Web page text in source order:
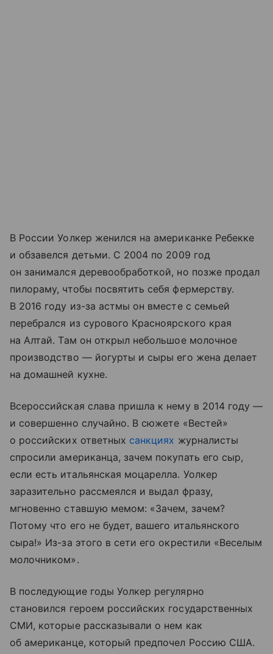
В России Уолкер женился на американке Ребекке
и обзавелся детьми. С 2004 по 2009 год
он занимался деревообработкой, но позже продал
пилораму, чтобы посвятить себя фермерству.
В 2016 году из-за астмы он вместе с семьей
перебрался из сурового Красноярского края
на Алтай. Там он открыл небольшое молочное
производство — йогурты и сыры его жена делает
на домашней кухне.
Всероссийская слава пришла к нему в 2014 году —
и совершенно случайно. В сюжете «Вестей»
о российских ответных санкциях журналисты
спросили американца, зачем покупать его сыр,
если есть итальянская моцарелла. Уолкер
заразительно рассмеялся и выдал фразу,
мгновенно ставшую мемом: «Зачем, зачем?
Потому что его не будет, вашего итальянского
сыра!» Из-за этого в сети его окрестили «Веселым
молочником».
В последующие годы Уолкер регулярно
становился героем российских государственных
СМИ, которые рассказывали о нем как
об американце, который предпочел Россию США.